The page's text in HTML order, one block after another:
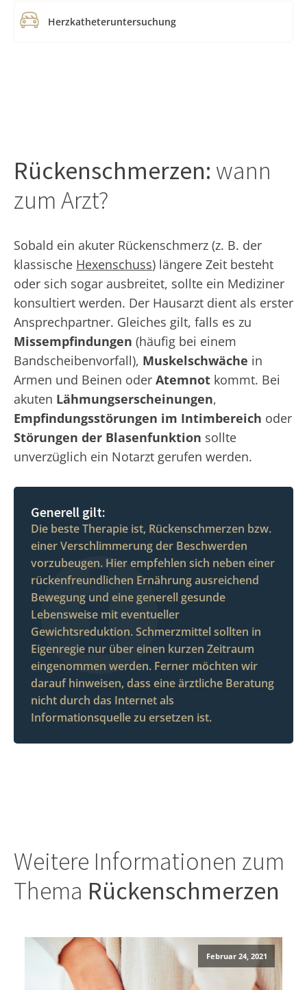
Herzkatheteruntersuchung
Rückenschmerzen: wann
zum Arzt?
Sobald ein akuter Rückenschmerz (z. B. der
klassische Hexenschuss) längere Zeit besteht
oder sich sogar ausbreitet, sollte ein Mediziner
konsultiert werden. Der Hausarzt dient als erster
Ansprechpartner. Gleiches gilt, falls es zu
Missempfindungen (häufig bei einem
Bandscheibenvorfall), Muskelschwäche in
Armen und Beinen oder Atemnot kommt. Bei
akuten Lähmungserscheinungen,
Empfindungsstörungen im Intimbereich oder
Störungen der Blasenfunktion sollte
unverzüglich ein Notarzt gerufen werden.
Generell gilt:
Die beste Therapie ist, Rückenschmerzen bzw.
einer Verschlimmerung der Beschwerden
vorzubeugen. Hier empfehlen sich neben einer
rückenfreundlichen Ernährung ausreichend
Bewegung und eine generell gesunde
Lebensweise mit eventueller
Gewichtsreduktion. Schmerzmittel sollten in
Eigenregie nur über einen kurzen Zeitraum
eingenommen werden. Ferner möchten wir
darauf hinweisen, dass eine ärztliche Beratung
nicht durch das Internet als
Informationsquelle zu ersetzen ist.
Weitere Informationen zum
Thema Rückenschmerzen
Februar 24, 2021